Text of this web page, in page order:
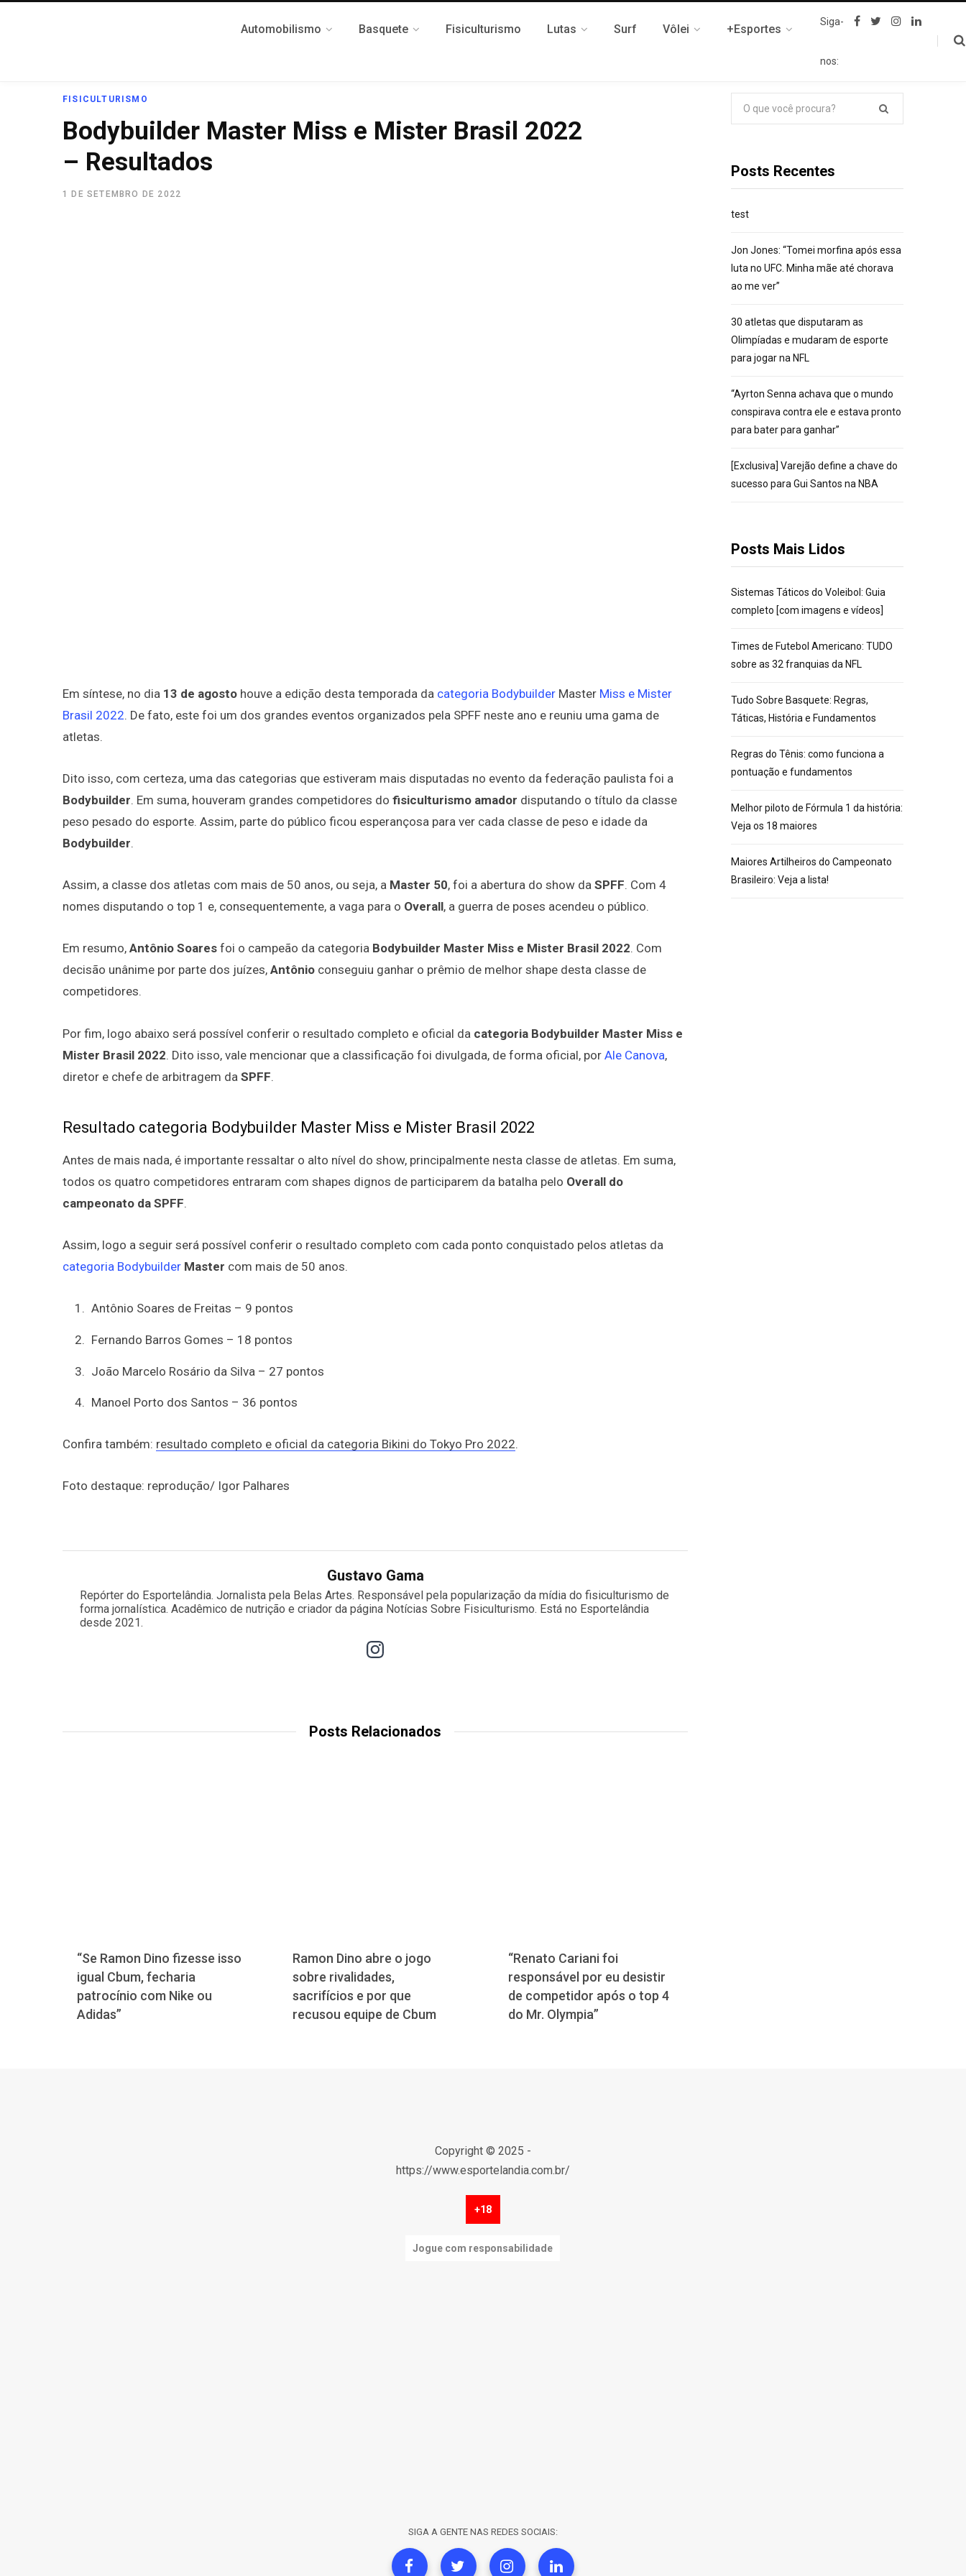
Automobilismo Basquete Fisiculturismo Lutas Surf Vôlei +Esportes
Siga-
nos:
F
I
L
FISICULTURISMO
Bodybuilder Master Miss e Mister Brasil 2022
– Resultados
1 DE SETEMBRO DE 2022
Em síntese, no dia 13 de agosto houve a edição desta temporada da categoria Bodybuilder Master Miss e Mister
Brasil 2022. De fato, este foi um dos grandes eventos organizados pela SPFF neste ano e reuniu uma gama de
atletas.
Dito isso, com certeza, uma das categorias que estiveram mais disputadas no evento da federação paulista foi a
Bodybuilder. Em suma, houveram grandes competidores do fisiculturismo amador disputando o título da classe
peso pesado do esporte. Assim, parte do público ficou esperançosa para ver cada classe de peso e idade da
Bodybuilder.
Assim, a classe dos atletas com mais de 50 anos, ou seja, a Master 50, foi a abertura do show da SPFF. Com 4
nomes disputando o top 1 e, consequentemente, a vaga para o Overall, a guerra de poses acendeu o público.
Em resumo, Antônio Soares foi o campeão da categoria Bodybuilder Master Miss e Mister Brasil 2022. Com
decisão unânime por parte dos juízes, Antônio conseguiu ganhar o prêmio de melhor shape desta classe de
competidores.
Por fim, logo abaixo será possível conferir o resultado completo e oficial da categoria Bodybuilder Master Miss e
Mister Brasil 2022. Dito isso, vale mencionar que a classificação foi divulgada, de forma oficial, por Ale Canova,
diretor e chefe de arbitragem da SPFF.
Resultado categoria Bodybuilder Master Miss e Mister Brasil 2022
Antes de mais nada, é importante ressaltar o alto nível do show, principalmente nesta classe de atletas. Em suma,
todos os quatro competidores entraram com shapes dignos de participarem da batalha pelo Overall do
campeonato da SPFF.
Assim, logo a seguir será possível conferir o resultado completo com cada ponto conquistado pelos atletas da
categoria Bodybuilder Master com mais de 50 anos.
Antônio Soares de Freitas – 9 pontos
Fernando Barros Gomes – 18 pontos
João Marcelo Rosário da Silva – 27 pontos
Manoel Porto dos Santos – 36 pontos
Confira também: resultado completo e oficial da categoria Bikini do Tokyo Pro 2022.
Foto destaque: reprodução/ Igor Palhares
Gustavo Gama
Repórter do Esportelândia. Jornalista pela Belas Artes. Responsável pela popularização da mídia do fisiculturismo de
forma jornalística. Acadêmico de nutrição e criador da página Notícias Sobre Fisiculturismo. Está no Esportelândia
desde 2021.
Posts Relacionados
“Se Ramon Dino fizesse isso
igual Cbum, fecharia
patrocínio com Nike ou
Adidas”
Ramon Dino abre o jogo
sobre rivalidades,
sacrifícios e por que
recusou equipe de Cbum
“Renato Cariani foi
responsável por eu desistir
de competidor após o top 4
do Mr. Olympia”
Pesquisar
por:
Posts Recentes
test
Jon Jones: “Tomei morfina após essa
luta no UFC. Minha mãe até chorava
ao me ver”
30 atletas que disputaram as
Olimpíadas e mudaram de esporte
para jogar na NFL
“Ayrton Senna achava que o mundo
conspirava contra ele e estava pronto
para bater para ganhar”
[Exclusiva] Varejão define a chave do
sucesso para Gui Santos na NBA
Posts Mais Lidos
Sistemas Táticos do Voleibol: Guia
completo [com imagens e vídeos]
Times de Futebol Americano: TUDO
sobre as 32 franquias da NFL
Tudo Sobre Basquete: Regras,
Táticas, História e Fundamentos
Regras do Tênis: como funciona a
pontuação e fundamentos
Melhor piloto de Fórmula 1 da história:
Veja os 18 maiores
Maiores Artilheiros do Campeonato
Brasileiro: Veja a lista!
Copyright © 2025 -
https://www.esportelandia.com.br/
+18
Jogue com responsabilidade
SIGA A GENTE NAS REDES SOCIAIS: